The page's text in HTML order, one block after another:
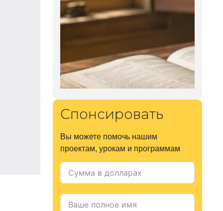
Спонсировать
Вы можете помочь нашим
проектам, урокам и программам